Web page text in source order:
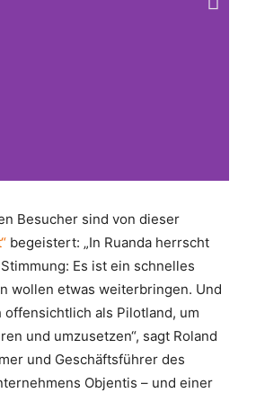
Besucher sind von dieser
begeistert: „In Ruanda herrscht
Es ist ein schnelles
wollen etwas weiterbringen. Und
offensichtlich als Pilotland, um
und umzusetzen“, sagt Roland
und Geschäftsführer des
Objentis – und einer